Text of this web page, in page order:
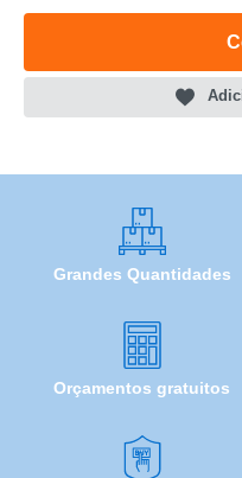
Grandes Quantidades
Orçamentos gratuitos